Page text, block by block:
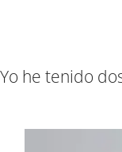
he tenido